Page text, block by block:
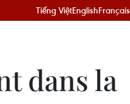
Tiếng ViệtEnglishFrançais
dans la